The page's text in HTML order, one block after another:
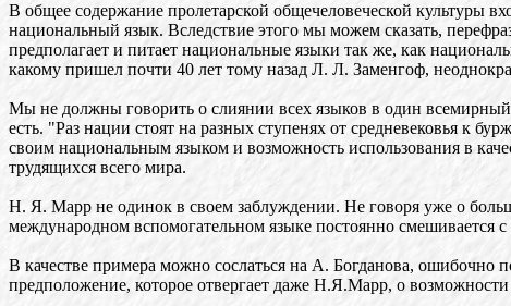
В общее содержание пролетарской общечеловеческой культуры
национальный язык. Вследствие этого мы можем сказать,
предполагает и питает национальные языки так же, как
какому пришел почти 40 лет тому назад Л. Л. Заменгоф,
Мы не должны говорить о слиянии всех языков в один
есть. "Раз нации стоят на разных ступенях от средневековья к
своим национальным языком и возможность использования в
трудящихся всего мира.
Н. Я. Марр не одинок в своем заблуждении. Не говоря уже о
международном вспомогательном языке постоянно смешивается
В качестве примера можно сослаться на А. Богданова, ошибочно
предположение, которое отвергает даже Н.Я.Марр, о